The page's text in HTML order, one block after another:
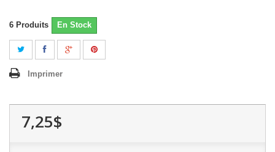
6 Produits En Stock
Imprimer
7,25$